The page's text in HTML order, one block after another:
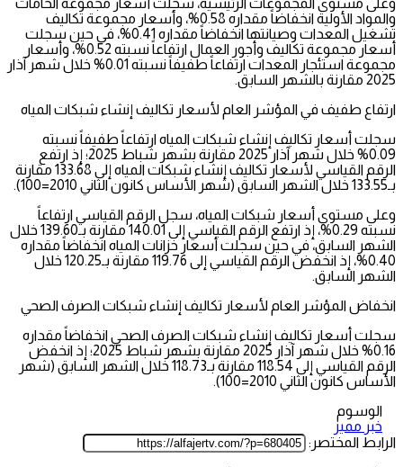
وعلى مستوى المجموعات الرئيسية، سجلت أسعار مجموعة الخامات
والمواد الأولية انخفاضاً مقداره 0.58%، وأسعار مجموعة تكاليف
تشغيل المعدات وصيانتها انخفاضاً مقداره 0.41%، في حين سجلت
أسعار مجموعة تكاليف وأجور العمال ارتفاعاً نسبته 0.52%، وأسعار
مجموعة استئجار المعدات ارتفاعاً طفيفاً نسبته 0.01% خلال شهر آذار
2025 مقارنة بالشهر السابق.
ارتفاع طفيف في المؤشر العام لأسعار تكاليف إنشاء شبكات المياه
سجلت أسعار تكاليف إنشاء شبكات المياه ارتفاعاً طفيفاً نسبته
0.09% خلال شهر آذار 2025 مقارنة بشهر شباط 2025؛ إذ ارتفع
الرقم القياسي لأسعار تكاليف إنشاء شبكات المياه إلى 133.68 مقارنة
بـ133.55 خلال الشهر السابق (شهر الأساس كانون الثاني 2010=100).
وعلى مستوى أسعار شبكات المياه، سجل الرقم القياسي ارتفاعاً
نسبته 0.29%، إذ ارتفع الرقم القياسي إلى 140.01 مقارنة بـ139.60 خلال
الشهر السابق، في حين سجلت أسعار خزانات المياه انخفاضاً مقداره
0.40%، إذ انخفض الرقم القياسي إلى 119.76 مقارنة بـ120.25 خلال
الشهر السابق.
انخفاض المؤشر العام لأسعار تكاليف إنشاء شبكات الصرف الصحي
سجلت أسعار تكاليف إنشاء شبكات الصرف الصحي انخفاضاً مقداره
0.16% خلال شهر آذار 2025 مقارنة بشهر شباط 2025؛ إذ انخفض
الرقم القياسي إلى 118.54 مقارنة بـ118.73 خلال الشهر السابق (شهر
الأساس كانون الثاني 2010=100).
الوسوم
خبر مميز
الرابط المختصر: